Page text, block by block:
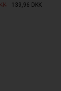
139,96 DKK